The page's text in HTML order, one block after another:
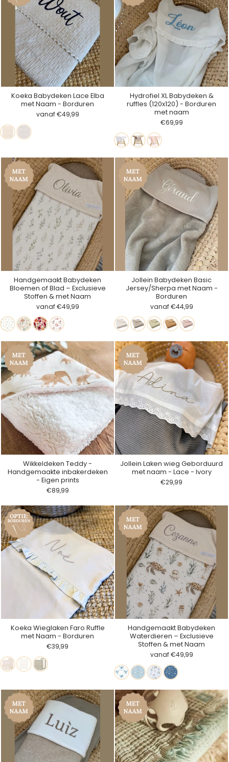
Koeka Babydeken Lace Elba
met Naam - Borduren
vanaf €49,99
Natural
(terug
vanaf
25/09)
Stone
(nieuwe
Hydrofiel XL Babydeken &
ruffles (120x120) - Borduren
met naam
€69,99
Wit NudeLicht
Roze
Handgemaakt Babydeken
Bloemen of Blad – Exclusieve
Stoffen & met Naam
vanaf €49,99
Eucalyptus
Herfst
Bloemen
Madeliefjesweide
Zonneroosje
Jollein Babydeken Basic
Jersey/Sherpa met Naam -
Borduren
vanaf €44,99
Oatmeal
Warm
Sand
Soft
Matcha
HazelSilk
Rose
Wikkeldeken Teddy -
Handgemaakte inbakerdeken
- Eigen prints
€89,99
Jollein Laken wieg Geborduurd
met naam - Lace - Ivory
€29,99
Koeka Wieglaken Faro Ruffle
met Naam - Borduren
€39,99
Warm
White:
&
matrasbeschermer
White:
laken
Sage:
laken
matrasbeschermer
Handgemaakt Babydeken
Waterdieren – Exclusieve
Stoffen & met Naam
vanaf €49,99
Splash
Walvissen
OhohoSchildpad
Under
The
Sea